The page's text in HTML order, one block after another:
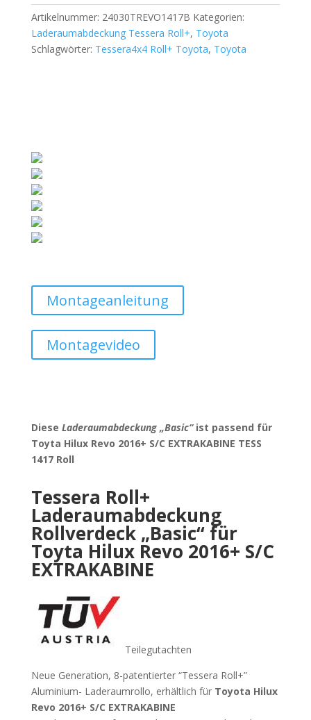
Artikelnummer: 24030TREVO1417B Kategorien:
Laderaumabdeckung Tessera Roll+, Toyota
Schlagwörter: Tessera4x4 Roll+ Toyota, Toyota
Montageanleitung
Montagevideo
Diese Laderaumabdeckung „Basic“ ist passend für
Toyta Hilux Revo 2016+ S/C EXTRAKABINE TESS
1417 Roll
Tessera Roll+
Laderaumabdeckung
Rollverdeck „Basic“ für
Toyta Hilux Revo 2016+ S/C
EXTRAKABINE
Teilegutachten
Neue Generation, 8-patentierter “Tessera Roll+”
Aluminium- Laderaumrollo, erhältlich für Toyota Hilux
Revo 2016+ S/C EXTRAKABINE